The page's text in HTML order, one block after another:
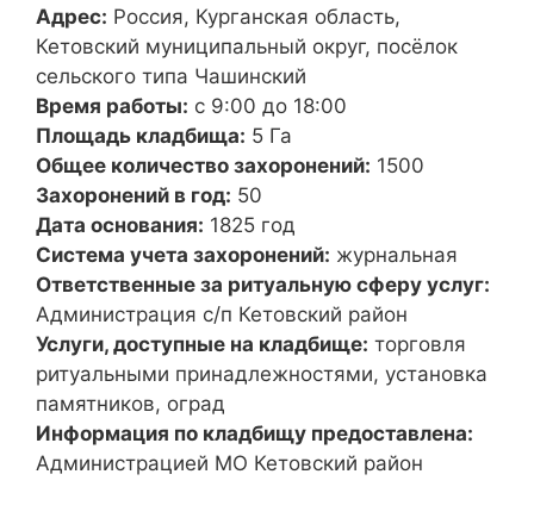
Адрес: Россия, Курганская область,
Кетовский муниципальный округ, посёлок
сельского типа Чашинский
Время работы: с 9:00 до 18:00
Площадь кладбища: 5 Га
Общее количество захоронений: 1500
Захоронений в год: 50
Дата основания: 1825 год
Система учета захоронений: журнальная
Ответственные за ритуальную сферу услуг:
Администрация с/п Кетовский район
Услуги, доступные на кладбище: торговля
ритуальными принадлежностями, установка
памятников, оград
Информация по кладбищу предоставлена:
Администрацией МО Кетовский район